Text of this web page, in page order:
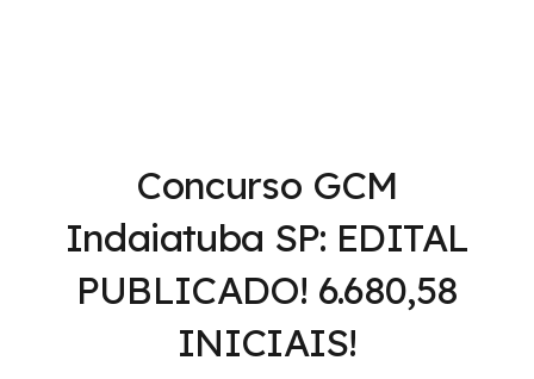
Concurso GCM
Indaiatuba SP: EDITAL
PUBLICADO! 6.680,58
INICIAIS!